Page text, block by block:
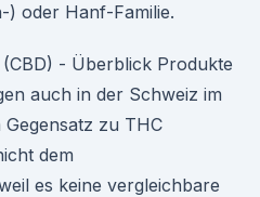
) oder Hanf-Familie.
- Überblick Produkte
auch in der Schweiz im
zu THC
dem
es keine vergleichbare